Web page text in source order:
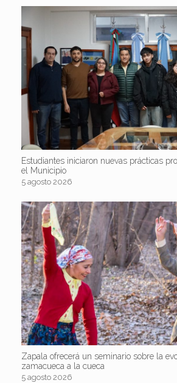
Estudiantes iniciaron nuevas prácticas
el Municipio
5 agosto 2026
Zapala ofrecerá un seminario sobre la
zamacueca a la cueca
5 agosto 2026